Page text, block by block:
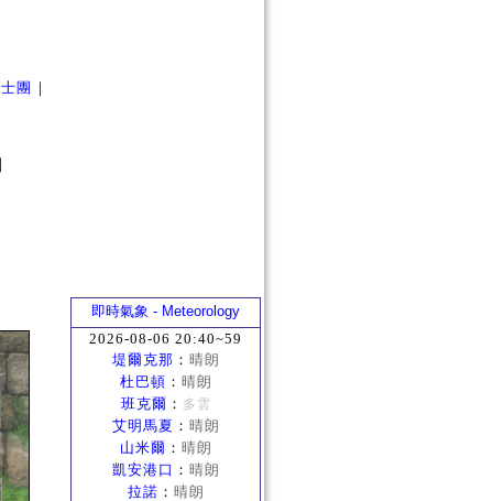
團 ｜
即時氣象 - Meteorology
2026-08-06 20:40~59
堤爾克那 ： 晴朗
杜巴頓 ： 晴朗
班克爾 ： 多雲
艾明馬夏 ： 晴朗
山米爾 ： 晴朗
凱安港口 ： 晴朗
拉諾 ： 晴朗